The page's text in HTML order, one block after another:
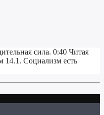
сила. 0:40 Читая
14.1. Социализм есть